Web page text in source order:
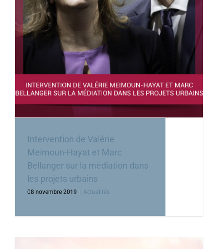
Intervention de Valérie
Meimoun-Hayat et Marc
Bellanger sur la médiation dans
les projets urbains
08 novembre 2019 Actualités